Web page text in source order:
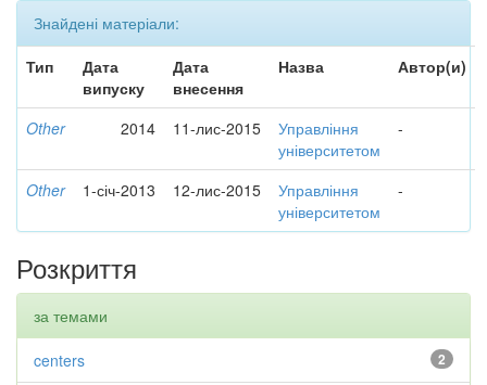
Знайдені матеріали:
Тип
Дата
випуску
Дата
внесення
Назва Автор(и)
Other 2014 11-лис-2015
Управління
університетом
-
Other 1-січ-2013 12-лис-2015
Управління
університетом
-
Розкриття
за темами
2
centers